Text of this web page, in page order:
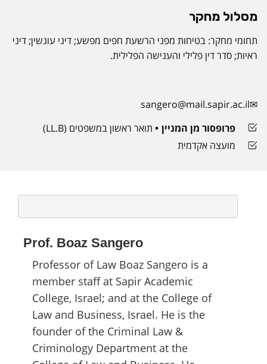
מסלול מחקר
תחומי מחקר: בטיחות מפני הרשעת חפים מפשע; דיני עונשין; דיני
ראיות; סדר דין פלילי והענישה הפלילית.
sangero@mail.sapir.ac.il
פרופסור מן המניין
תואר ראשון במשפטים (LL.B)
מועצה אקדמית